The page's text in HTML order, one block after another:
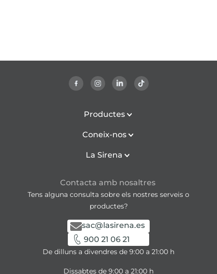
Productes
Coneix-nos
La Sirena
Contacta amb nosaltres
Tens alguna consulta sobre els nostres serveis o
productes?
sac@lasirena.es
900 21 06 21
De dilluns a divendres de 9:00 a 21:00 h
Dissabtes de 9:00 a 21:00 h